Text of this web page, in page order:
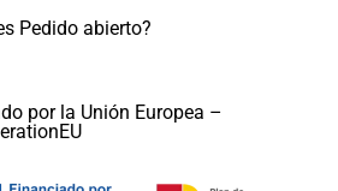
Pedido abierto?
por la Unión Europea –